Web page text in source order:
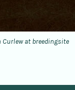
Curlew at breedingsite